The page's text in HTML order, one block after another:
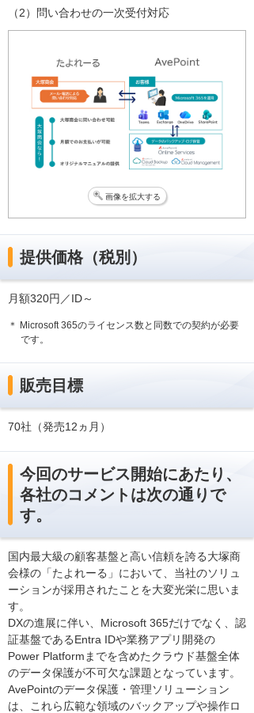
（2）問い合わせの一次受付対応
画像を拡大する
提供価格（税別）
月額320円／ID～
＊ Microsoft 365のライセンス数と同数での契約が必要
です。
販売目標
70社（発売12ヵ月）
今回のサービス開始にあたり、
各社のコメントは次の通りで
す。
国内最大級の顧客基盤と高い信頼を誇る大塚商
会様の「たよれーる」において、当社のソリュ
ーションが採用されたことを大変光栄に思いま
す。
DXの進展に伴い、Microsoft 365だけでなく、認
証基盤であるEntra IDや業務アプリ開発の
Power Platformまでを含めたクラウド基盤全体
のデータ保護が不可欠な課題となっています。
AvePointのデータ保護・管理ソリューション
は、これら広範な領域のバックアップや操作ロ